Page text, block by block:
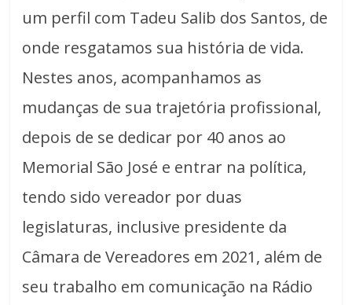
um perfil com Tadeu Salib dos Santos, de
onde resgatamos sua história de vida.
Nestes anos, acompanhamos as
mudanças de sua trajetória profissional,
depois de se dedicar por 40 anos ao
Memorial São José e entrar na política,
tendo sido vereador por duas
legislaturas, inclusive presidente da
Câmara de Vereadores em 2021, além de
seu trabalho em comunicação na Rádio